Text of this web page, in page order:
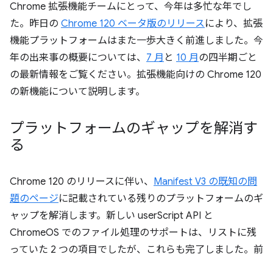
Chrome 拡張機能チームにとって、今年は多忙な年でし
た。昨日の Chrome 120 ベータ版のリリースにより、拡張
機能プラットフォームはまた一歩大きく前進しました。今
年の出来事の概要については、 7 月 と 10 月の四半期ごと
の最新情報をご覧ください。拡張機能向けの Chrome 120
の新機能について説明します。
プラットフォームのギャップを解消す
る
Chrome 120 のリリースに伴い、 Manifest V3 の既知の問
題のページに記載されている残りのプラットフォームのギ
ャップを解消します。新しい userScript API と
ChromeOS でのファイル処理のサポートは、リストに残
っていた 2 つの項目でしたが、これらも完了しました。前